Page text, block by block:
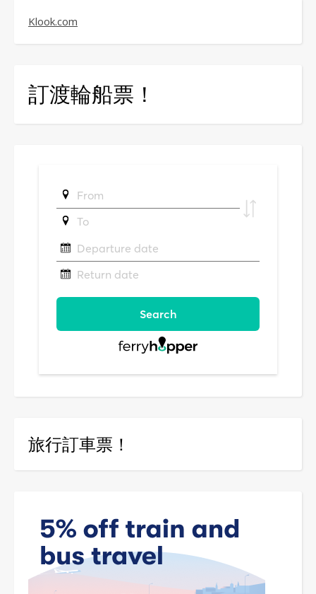
Klook.com
訂渡輪船票！
旅行訂車票！